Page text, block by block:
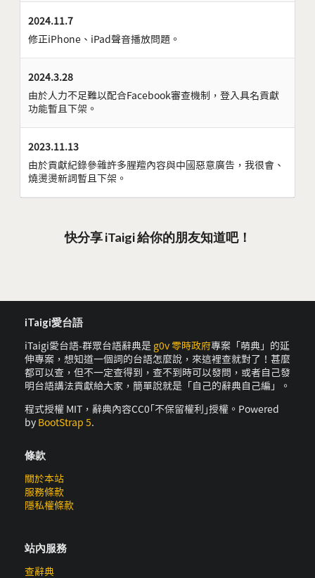
2024.11.7
修正iPhone、iPad聲音播放問題。
2024.3.28
由於人力不足難以配合Facebook審查機制，登入具名貢獻
功能暫且下架。
2023.11.13
由於貢獻紀錄參雜許多腥羶內容與中國惡意廣告，我很會、
燒燙燙新詞暫且下架。
快分享 iTaigi 給你的朋友知道吧！
iTaigi愛台語
iTaigi愛台語-群眾台語辭典是 g0v 零時政府專案「萌典」的延
伸專案，想知道一個詞的台語怎麼說，來這裡查就對了！甚麼
都可以查，但不一定查得到，查不到時可以發問，或者自己發
明台語講法貢獻給大家，簡單說就是「自己的辭典自己編」。
程式授權 MIT，辭典內容CC0｢不保留權利｣授權。Powered
by BootStrap 5.
條款
關於本站
服務條款
隱私權條款
站內服務
查辭典